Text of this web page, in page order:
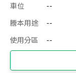
車位
--
謄本用途
--
使用分區
--